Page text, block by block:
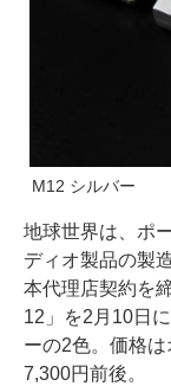
M12 シルバー
地球世界は、ポ
ディオ製品の製
本代理店契約を
12」を2月10日
ーの2色。価格
7,300円前後。